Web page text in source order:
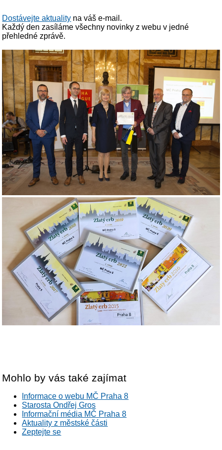
Dostávejte aktuality na váš e-mail.
Každý den zasíláme všechny novinky z webu v jedné
přehledné zprávě.
Mohlo by vás také zajímat
Informace o webu MČ Praha 8
Starosta Ondřej Gros
Informační média MČ Praha 8
Aktuality z městské části
Zeptejte se